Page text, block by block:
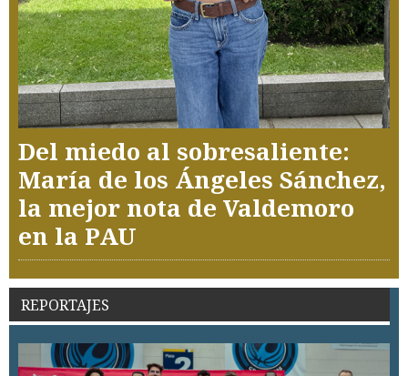
Del miedo al sobresaliente:
María de los Ángeles Sánchez,
la mejor nota de Valdemoro
en la PAU
REPORTAJES